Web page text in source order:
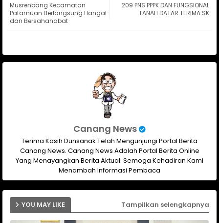
ats
209 PNS PPPK DAN FUNGSIONAL
TANAH DATAR TERIMA SK
Musrenbang Kecamatan
Patamuan Berlangsung Hangat
dan Bersahahabat
Canang News
Terima Kasih Dunsanak Telah Mengunjungi Portal Berita
Canang News. Canang News Adalah Portal Berita Online
Yang Menayangkan Berita Aktual. Semoga Kehadiran Kami
Menambah Informasi Pembaca
YOU MAY LIKE Tampilkan selengkapnya